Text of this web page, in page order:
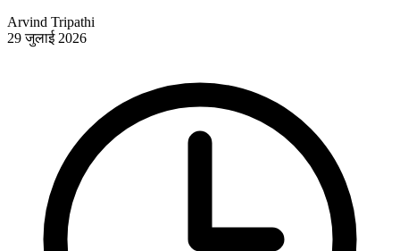
Arvind Tripathi
29 जुलाई 2026